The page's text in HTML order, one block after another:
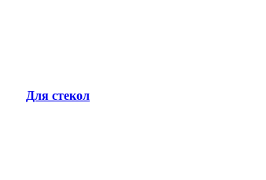
Для стекол